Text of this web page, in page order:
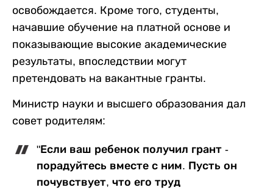
освобождается. Кроме того, студенты,
начавшие обучение на платной основе и
показывающие высокие академические
результаты, впоследствии могут
претендовать на вакантные гранты.
Министр науки и высшего образования дал
совет родителям:
"Если ваш ребенок получил грант -
порадуйтесь вместе с ним. Пусть он
почувствует, что его труд